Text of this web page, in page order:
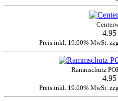
4.95
Preis inkl. 19.00% MwSt.
Rammschutz
4.95
Preis inkl. 19.00% MwSt.